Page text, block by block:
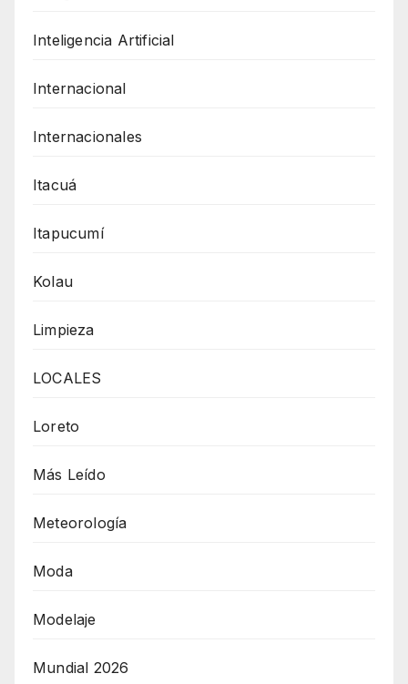
Inteligencia Artificial
Internacional
Internacionales
Itacuá
Itapucumí
Kolau
Limpieza
LOCALES
Loreto
Más Leído
Meteorología
Moda
Modelaje
Mundial 2026